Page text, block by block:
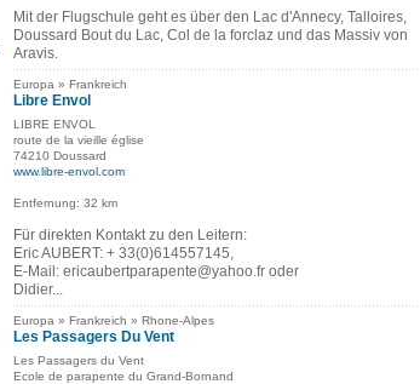
Mit der Flugschule geht es über den Lac d'Annecy, Talloires,
Doussard Bout du Lac, Col de la forclaz und das Massiv von
Aravis.
Europa » Frankreich
Libre Envol
LIBRE ENVOL
route de la vieille église
74210 Doussard
www.libre-envol.com
Entfernung: 32 km
Für direkten Kontakt zu den Leitern:
Eric AUBERT: + 33(0)614557145,
E-Mail: ericaubertparapente@yahoo.fr oder
Didier...
Europa » Frankreich » Rhone-Alpes
Les Passagers Du Vent
Les Passagers du Vent
Ecole de parapente du Grand-Bornand